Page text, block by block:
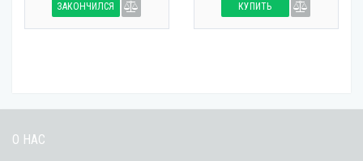
ЗАКОНЧИЛСЯ КУПИТЬ
О НАС